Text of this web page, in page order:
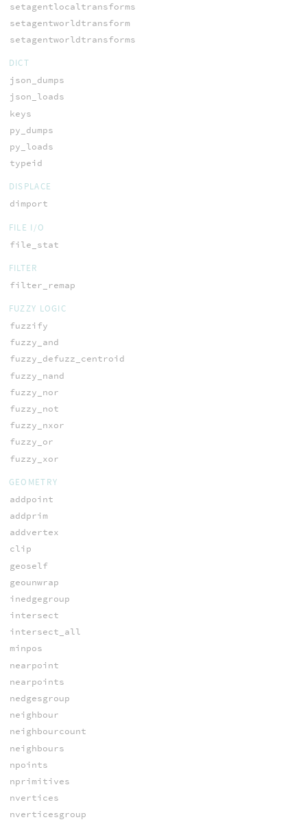
setagentlocaltransforms
setagentworldtransform
setagentworldtransforms
DICT
json_dumps
json_loads
keys
py_dumps
py_loads
typeid
DISPLACE
dimport
FILE I/O
file_stat
FILTER
filter_remap
FUZZY LOGIC
fuzzify
fuzzy_and
fuzzy_defuzz_centroid
fuzzy_nand
fuzzy_nor
fuzzy_not
fuzzy_nxor
fuzzy_or
fuzzy_xor
GEOMETRY
addpoint
addprim
addvertex
clip
geoself
geounwrap
inedgegroup
intersect
intersect_all
minpos
nearpoint
nearpoints
nedgesgroup
neighbour
neighbourcount
neighbours
npoints
nprimitives
nvertices
nverticesgroup